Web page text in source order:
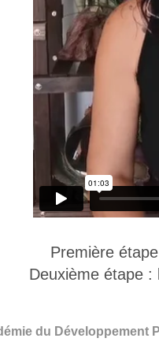
Première
Deuxième étape :
du Développement